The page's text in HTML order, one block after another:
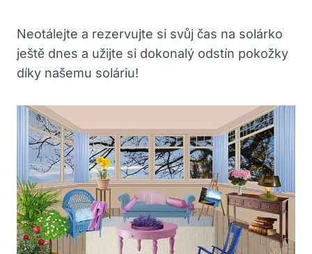
Neotálejte‍ a ​rezervujte si‌ svůj⁣ čas ​na solárko​
ještě ⁤dnes a užijte si dokonalý odstín pokožky
díky ⁤našemu soláriu!